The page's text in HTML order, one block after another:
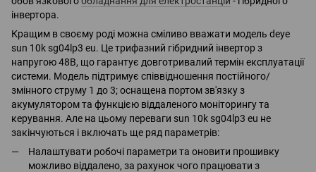
інвертора.
Кращим в своєму роді можна сміливо вважати модель deye
sun 10k sg04lp3 eu. Це трифазний гібридний інвертор з
напругою 48В, що гарантує довготривалий термін експлуатації
системи. Модель підтримує співвідношення постійного/
змінного струму 1 до 3; оснащена портом зв'язку з
акумулятором та функцією віддаленого моніторингу та
керування. Але на цьому переваги sun 10k sg04lp3 eu не
закінчуються і включать ще ряд параметрів:
Налаштувати робочі параметри та оновити прошивку
можливо віддалено, за рахунок чого працювати з